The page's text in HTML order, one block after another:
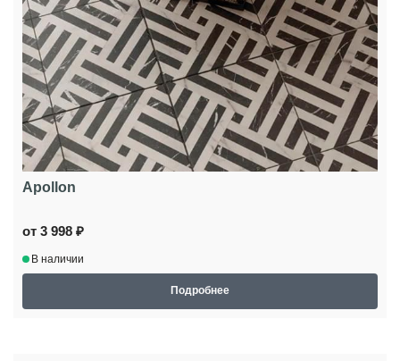
Apollon
от 3 998 ₽
В наличии
Подробнее